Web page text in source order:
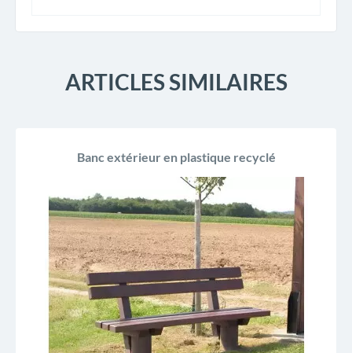
ARTICLES SIMILAIRES
Banc extérieur en plastique recyclé